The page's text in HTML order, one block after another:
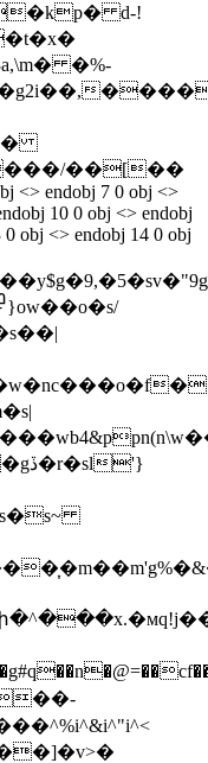
�%-
��[��
<> endobj 7 0 obj <>
10 0 obj <> endobj
obj <> endobj 14 0 obj